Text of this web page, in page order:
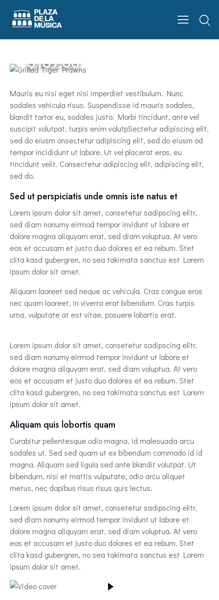
$169.00
Mauris eu nisi eget nisi imperdiet vestibulum. Nunc
sodales vehicula risus. Suspendisse id mauris sodales,
blandit tortor eu, sodales justo. Morbi tincidunt, ante vel
suscipit volutpat, turpis enim volutpSectetur adipiscing elit,
sed do eiusm onsectetur adipiscing elit, sed do eiusm od
tempor incididunt ut labore. Ut vel placerat eros, eu
tincidunt velit. Consectetur adipiscing elit, adipiscing elit,
sed do.
Sed ut perspiciatis unde omnis iste natus et
Lorem ipsum dolor sit amet, consetetur sadipscing elitr,
sed diam nonumy eirmod tempor invidunt ut labore et
dolore magna aliquyam erat, sed diam voluptua. At vero
eos et accusam et justo duo dolores et ea rebum. Stet
clita kasd gubergren, no sea takimata sanctus est Lorem
ipsum dolor sit amet.
Aliquam laoreet sed neque ac vehicula. Cras congue eros
nec quam laoreet, in viverra erat bibendum. Cras turpis
urna, vulputate at est vitae, posuere lobortis erat.
Lorem ipsum dolor sit amet, consetetur sadipscing elitr,
sed diam nonumy eirmod tempor invidunt ut labore et
dolore magna aliquyam erat, sed diam voluptua. At vero
eos et accusam et justo duo dolores et ea rebum. Stet
clita kasd gubergren, no sea takimata sanctus est Lorem
ipsum dolor sit amet.
Aliquam quis lobortis quam
Curabitur pellentesque odio magna, id malesuada arcu
sodales ut. Sed sed quam ut ex bibendum commodo id id
magna. Aliquam sed ligula sed ante blandit volutpat. Ut
bibendum, nisi et mattis vulputate, odio arcu aliquet
metus, nec dapibus risus risus quis lectus.
Lorem ipsum dolor sit amet, consetetur sadipscing elitr,
sed diam nonumy eirmod tempor invidunt ut labore et
dolore magna aliquyam erat, sed diam voluptua. At vero
eos et accusam et justo duo dolores et ea rebum. Stet
clita kasd gubergren, no sea takimata sanctus est Lorem
ipsum dolor sit amet.